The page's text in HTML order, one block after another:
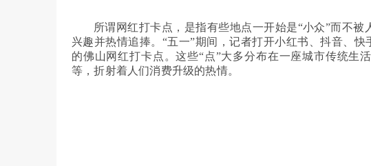
所谓网红打卡点，是指有些地点一开始是“小众”而不
兴趣并热情追捧。“五一”期间，记者打开小红书、抖音、
的佛山网红打卡点。这些“点”大多分布在一座城市传统生
等，折射着人们消费升级的热情。